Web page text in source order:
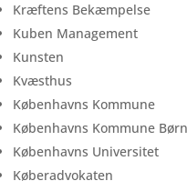
Kræftens Bekæmpelse
Kuben Management
Kunsten
Kvæsthus
Københavns Kommune
Københavns Kommune
Københavns Universitet
Køberadvokaten